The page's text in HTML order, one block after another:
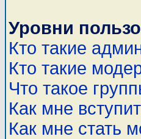
Уровни
Кто такие
Кто такие
Что такое
Как мне
Как мне стать